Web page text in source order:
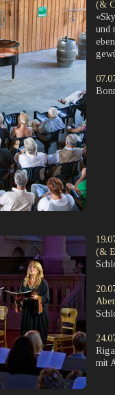
(&
und
(&
mit